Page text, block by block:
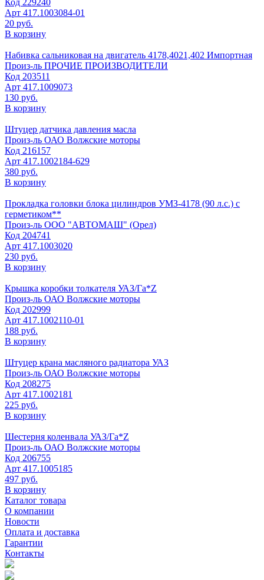
Арт 417.1003084-01
20 руб.
В корзину
Набивка сальниковая на двигатель 4178,4021,402 Импортная
Произ-ль ПРОЧИЕ ПРОИЗВОДИТЕЛИ
Код 203511
Арт 417.1009073
130 руб.
В корзину
Штуцер датчика давления масла
Произ-ль ОАО Волжские моторы
Код 216157
Арт 417.1002184-629
380 руб.
В корзину
Прокладка головки блока цилиндров УМЗ-4178 (90 л.с.) с
герметиком**
Произ-ль ООО "АВТОМАШ" (Орел)
Код 204741
Арт 417.1003020
230 руб.
В корзину
Крышка коробки толкателя УАЗ/Га*Z
Произ-ль ОАО Волжские моторы
Код 202999
Арт 417.1002110-01
188 руб.
В корзину
Штуцер крана масляного радиатора УАЗ
Произ-ль ОАО Волжские моторы
Код 208275
Арт 417.1002181
225 руб.
В корзину
Шестерня коленвала УАЗ/Га*Z
Произ-ль ОАО Волжские моторы
Код 206755
Арт 417.1005185
497 руб.
В корзину
Каталог товара
О компании
Новости
Оплата и доставка
Гарантии
Контакты